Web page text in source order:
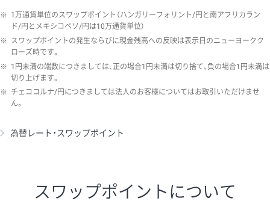
※ 1万通貨単位のスワップポイント（ハンガリーフォリント/円と南アフリカラン
ド/円とメキシコペソ/円は10万通貨単位）
※ スワップポイントの発生ならびに現金残高への反映は表示日のニューヨークク
ローズ時です。
※ 1円未満の端数につきましては、正の場合1円未満は切り捨て、負の場合1円未満は
切り上げます。
※ チェココルナ/円につきましては法人のお客様についてはお取引いただけませ
ん。
為替レート・スワップポイント
スワップポイントについて